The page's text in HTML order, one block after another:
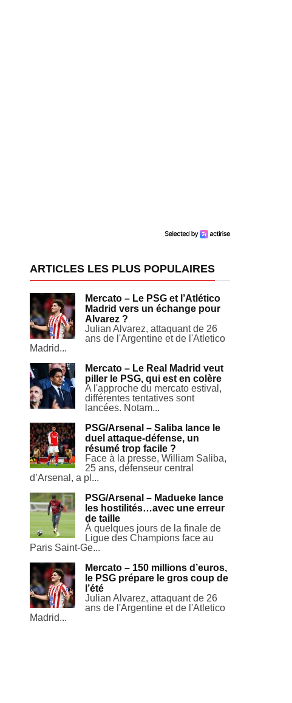
ARTICLES LES PLUS POPULAIRES
Mercato – Le PSG et l’Atlético
Madrid vers un échange pour
Alvarez ?
Julian Alvarez, attaquant de 26
ans de l'Argentine et de l'Atletico
Madrid...
Mercato – Le Real Madrid veut
piller le PSG, qui est en colère
A l'approche du mercato estival,
différentes tentatives sont
lancées. Notam...
PSG/Arsenal – Saliba lance le
duel attaque-défense, un
résumé trop facile ?
Face à la presse, William Saliba,
25 ans, défenseur central
d’Arsenal, a pl...
PSG/Arsenal – Madueke lance
les hostilités…avec une erreur
de taille
À quelques jours de la finale de
Ligue des Champions face au
Paris Saint-Ge...
Mercato – 150 millions d’euros,
le PSG prépare le gros coup de
l’été
Julian Alvarez, attaquant de 26
ans de l'Argentine et de l'Atletico
Madrid...